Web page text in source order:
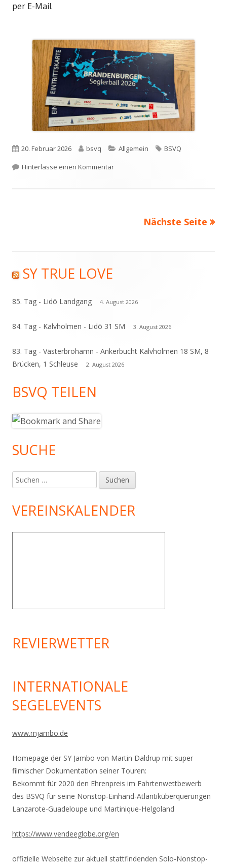
per E-Mail.
Veröffentlicht
am
20. Februar 2026 Autor
bsvq Kategorien
Allgemein Schlagwörter
BSVQ
Hinterlasse einen Kommentarzu Brandenburger Seglerball 2026
Nächste Seite
Haupt-
Seitenleiste
SY TRUE LOVE
85. Tag - Lidö Landgang 4. August 2026
84. Tag - Kalvholmen - Lidö 31 SM 3. August 2026
83. Tag - Västerbrohamn - Ankerbucht Kalvholmen 18 SM, 8
Brücken, 1 Schleuse
2. August 2026
BSVQ TEILEN
SUCHE
Suchen
nach:
VEREINSKALENDER
REVIERWETTER
INTERNATIONALE
SEGELEVENTS
www.mjambo.de
Homepage der SY Jambo von Martin Daldrup mit super
filmischer Dokumentation seiner Touren:
Bekommt für 2020 den Ehrenpreis im Fahrtenwettbewerb
des BSVQ für seine Nonstop-Einhand-Atlantiküberquerungen
Lanzarote-Guadeloupe und Martinique-Helgoland
https://www.vendeeglobe.org/en
offizielle Webseite zur aktuell stattfindenden Solo-Nonstop-